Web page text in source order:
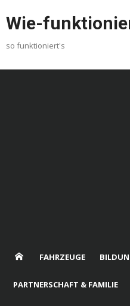
Wie-
so funktioniert's
FAHRZEUGE
PARTNERSCHAFT & FAMILIE